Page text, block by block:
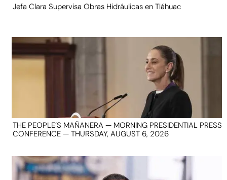
Jefa Clara Supervisa Obras Hidráulicas en Tláhuac
THE PEOPLE’S MAÑANERA — MORNING PRESIDENTIAL PRESS
CONFERENCE — THURSDAY, AUGUST 6, 2026